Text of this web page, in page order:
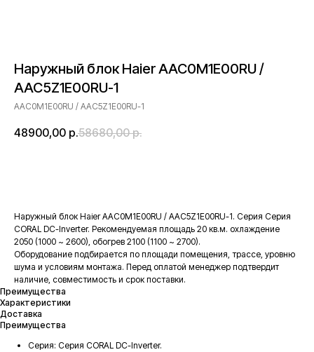
Наружный блок Haier AAC0M1E00RU /
AAC5Z1E00RU-1
AAC0M1E00RU / AAC5Z1E00RU-1
48900,00 р.58680,00 р.
Наружный блок Haier AAC0M1E00RU / AAC5Z1E00RU-1. Серия Серия
CORAL DC-Inverter. Рекомендуемая площадь 20 кв.м. охлаждение
2050 (1000 ~ 2600), обогрев 2100 (1100 ~ 2700).
Оборудование подбирается по площади помещения, трассе, уровню
шума и условиям монтажа. Перед оплатой менеджер подтвердит
наличие, совместимость и срок поставки.
Преимущества
Характеристики
Доставка
Преимущества
Серия: Серия CORAL DC-Inverter.